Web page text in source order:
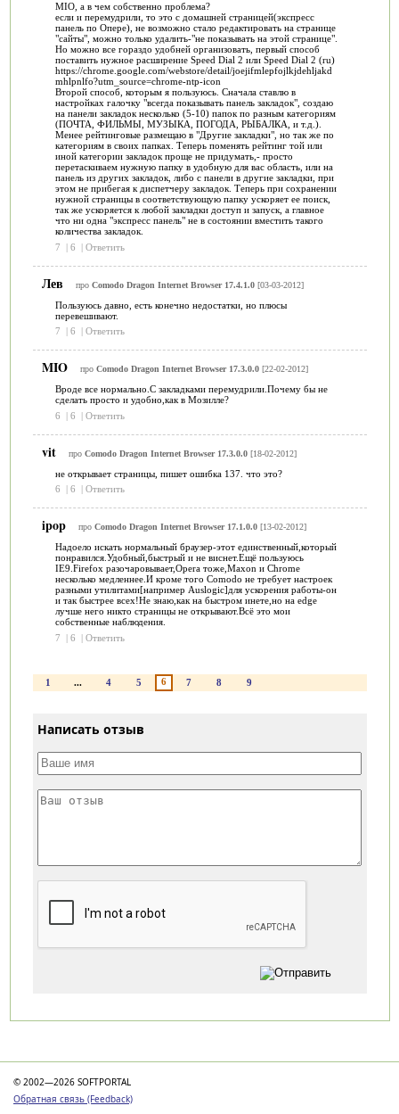
MIO, а в чем собственно проблема?
если и перемудрили, то это с домашней страницей(экспресс
панель по Опере), не возможно стало редактировать на странице
"сайты", можно только удалить-"не показывать на этой странице".
Но можно все гораздо удобней организовать, первый способ
поставить нужное расширение Speed Dial 2 или Speed Dial 2 (ru)
https://chrome.google.com/webstore/detail/joejifmlepfojlkjdehljakd
mhlpnlfo?utm_source=chrome-ntp-icon
Второй способ, которым я пользуюсь. Сначала ставлю в
настройках галочку "всегда показывать панель закладок", создаю
на панели закладок несколько (5-10) папок по разным категориям
(ПОЧТА, ФИЛЬМЫ, МУЗЫКА, ПОГОДА, РЫБАЛКА, и т.д.).
Менее рейтинговые размещаю в "Другие закладки", но так же по
категориям в своих папках. Теперь поменять рейтинг той или
иной категории закладок проще не придумать,- просто
перетаскиваем нужную папку в удобную для вас область, или на
панель из других закладок, либо с панели в другие закладки, при
этом не прибегая к диспетчеру закладок. Теперь при сохранении
нужной страницы в соответствующую папку ускоряет ее поиск,
так же ускоряется к любой закладки доступ и запуск, а главное
что ни одна "экспресс панель" не в состоянии вместить такого
количества закладок.
7
| 6 | Ответить
Лев про Comodo Dragon Internet Browser 17.4.1.0[03-03-2012]
Пользуюсь давно, есть конечно недостатки, но плюсы
перевешивают.
7
| 6 | Ответить
MIO про Comodo Dragon Internet Browser 17.3.0.0[22-02-2012]
Вроде все нормально.С закладками перемудрили.Почему бы не
сделать просто и удобно,как в Мозилле?
6
| 6 | Ответить
vit про Comodo Dragon Internet Browser 17.3.0.0[18-02-2012]
не открывает страницы, пишет ошибка 137. что это?
6
| 6 | Ответить
ipop про Comodo Dragon Internet Browser 17.1.0.0[13-02-2012]
Надоело искать нормальный браузер-этот единственный,который
понравился.Удобный,быстрый и не виснет.Ещё пользуюсь
IE9.Firefox разочаровывает,Opera тоже,Maxon и Chrome
несколько медленнее.И кроме того Comodo не требует настроек
разными утилитами[например Auslogic]для ускорения работы-он
и так быстрее всех!Не знаю,как на быстром инете,но на edge
лучше него никто страницы не открывают.Всё это мои
собственные наблюдения.
7
| 6 | Ответить
1 ... 4 5 6 7 8 9
Написать отзыв
© 2002—2026 SOFTPORTAL
Обратная связь (Feedback)